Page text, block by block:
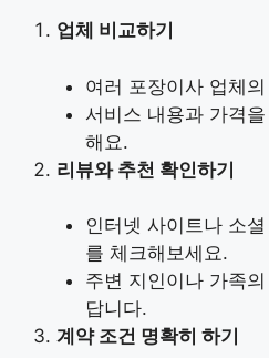
업체 비교하기
여러 포장이사 업체
서비스 내용과 가격
해요.
리뷰와 추천 확인하기
인터넷 사이트나 소
를 체크해보세요.
주변 지인이나 가족
답니다.
계약 조건 명확히 하기